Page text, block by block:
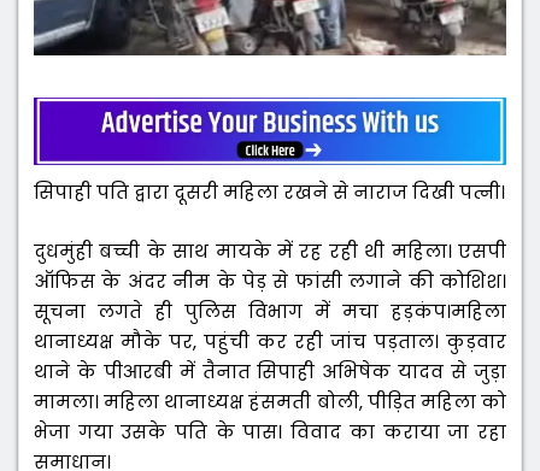
सिपाही पति द्वारा दूसरी महिला रखने से नाराज दिखी पत्नी।
दुधमुंही बच्ची के साथ मायके में रह रही थी महिला। एसपी
ऑफिस के अंदर नीम के पेड़ से फांसी लगाने की कोशिश।
सूचना लगते ही पुलिस विभाग में मचा हड़कंप।महिला
थानाध्यक्ष मौके पर, पहुंची कर रही जांच पड़ताल। कुड़वार
थाने के पीआरबी में तैनात सिपाही अभिषेक यादव से जुड़ा
मामला। महिला थानाध्यक्ष हंसमती बोली, पीड़ित महिला को
भेजा गया उसके पति के पास। विवाद का कराया जा रहा
समाधान।